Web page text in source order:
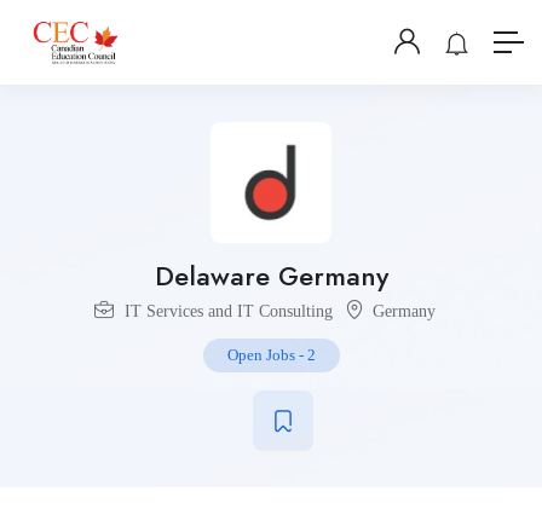
Delaware Germany
IT Services and IT Consulting Germany
Open Jobs- 2